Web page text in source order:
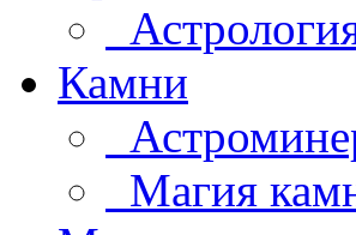
Камни
Магия